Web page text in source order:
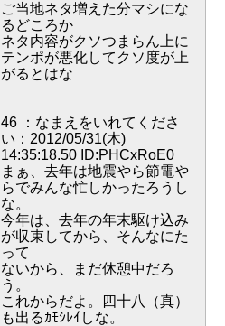
ご当地ネタ増えた分マシにな
るどころか
ネタ内容がクソつまらん上に
テンポが悪化してクソ度が上
がるとはな
46 ：なまえをいれてくださ
い：2012/05/31(木)
14:35:18.50 ID:PHCxRoE0
まぁ、去年は地震やら節電や
らでみんな忙しかったろうし
な。
今年は、去年の年末駆け込み
が収束してから、そんなにた
って
ないから、まだ休憩中だろ
う。
これからだよ。四十八（真）
も出るｶﾓｼﾚｲしな。